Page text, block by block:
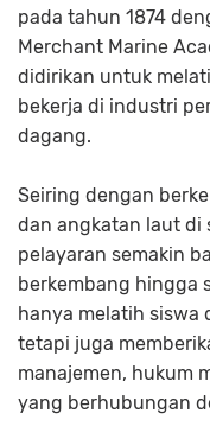
pada tahun 1874
Merchant Marine
didirikan untuk
bekerja di industri
dagang.
Seiring dengan
dan angkatan laut di
pelayaran semakin
berkembang hingga
hanya melatih siswa
tetapi juga
manajemen, hukum
yang berhubungan